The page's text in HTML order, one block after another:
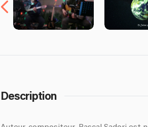
Description